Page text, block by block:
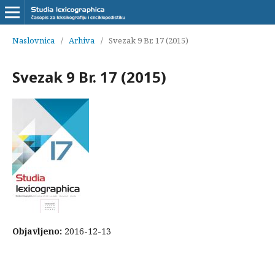
Naslovnica / Arhiva / Svezak 9 Br. 17 (2015)
Svezak 9 Br. 17 (2015)
Objavljeno: 2016-12-13